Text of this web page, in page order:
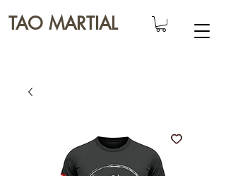
TAO MARTIAL